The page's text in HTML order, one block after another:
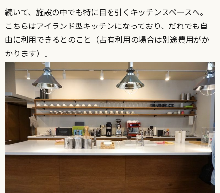
続いて、施設の中でも特に目を引くキッチンスペースへ。
こちらはアイランド型キッチンになっており、だれでも自
由に利用できるとのこと（占有利用の場合は別途費用がか
かります）。